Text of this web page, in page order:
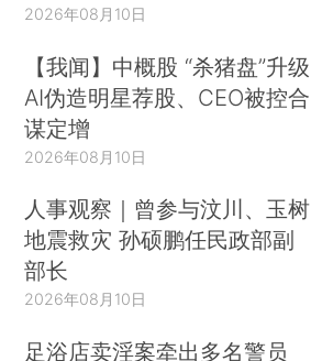
2026年08月10日
【我闻】中概股 “杀猪盘”升级
AI伪造明星荐股、CEO被控合
谋定增
2026年08月10日
人事观察｜曾参与汶川、玉树
地震救灾 孙硕鹏任民政部副
部长
2026年08月10日
足浴店卖淫案牵出多名警员